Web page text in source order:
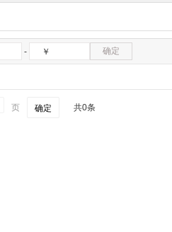
￥
- 确定
页 确定 共0条